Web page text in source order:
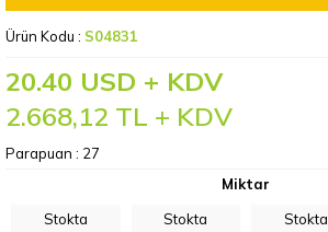
Ürün Kodu : S04831
20.40 USD + KDV
2.668,12 TL + KDV
Parapuan : 27
Miktar
Stokta
Stokta Stokta